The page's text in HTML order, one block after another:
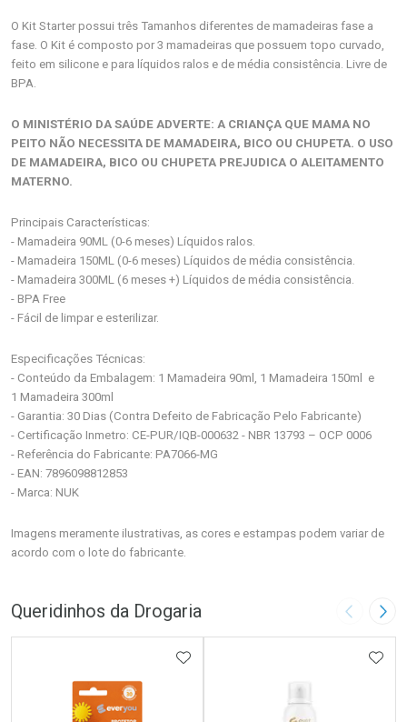
O Kit Starter possui três Tamanhos diferentes de mamadeiras fase a
fase. O Kit é composto por 3 mamadeiras que possuem topo curvado,
feito em silicone e para líquidos ralos e de média consistência. Livre de
BPA.
O MINISTÉRIO DA SAÚDE ADVERTE: A CRIANÇA QUE MAMA NO
PEITO NÃO NECESSITA DE MAMADEIRA, BICO OU CHUPETA. O USO
DE MAMADEIRA, BICO OU CHUPETA PREJUDICA O ALEITAMENTO
MATERNO.
Principais Características:
- Mamadeira 90ML (0-6 meses) Líquidos ralos.
- Mamadeira 150ML (0-6 meses) Líquidos de média consistência.
- Mamadeira 300ML (6 meses +) Líquidos de média consistência.
- BPA Free
- Fácil de limpar e esterilizar.
Especificações Técnicas:
- Conteúdo da Embalagem: 1 Mamadeira 90ml, 1 Mamadeira 150ml e
1 Mamadeira 300ml
- Garantia: 30 Dias (Contra Defeito de Fabricação Pelo Fabricante)
- Certificação Inmetro: CE-PUR/IQB-000632 - NBR 13793 – OCP 0006
- Referência do Fabricante: PA7066-MG
- EAN: 7896098812853
- Marca: NUK
Imagens meramente ilustrativas, as cores e estampas podem variar de
acordo com o lote do fabricante.
Queridinhos da Drogaria Imagem
ADICIONAR AOS FAVORITOS